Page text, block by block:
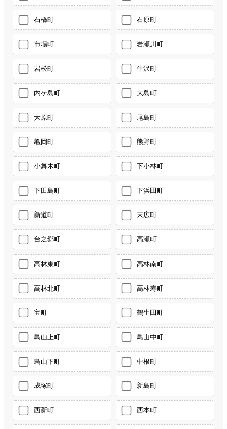
石橋町 石原町
市場町 岩瀬川町
岩松町 牛沢町
内ケ島町 大島町
大原町 尾島町
亀岡町 熊野町
小舞木町 下小林町
下田島町 下浜田町
新道町 末広町
台之郷町 高瀬町
高林東町 高林南町
高林北町 高林寿町
宝町 鶴生田町
鳥山上町 鳥山中町
鳥山下町 中根町
成塚町 新島町
西新町 西本町